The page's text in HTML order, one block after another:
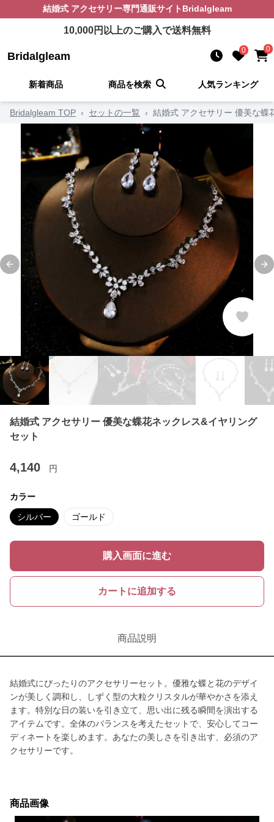
結婚式 アクセサリー専門通販サイト Bridalgleam
10,000円以上のご購入で送料無料
Bridalgleam 0 0
新着商品 商品を検索 人気ランキング
Bridalgleam TOP › セットの一覧 › 結婚式 アクセサリー 優美な蝶
Previous slide
結婚式 アクセサリー 優美な蝶花ネックレス&イヤリング
セット
4,140 円
カラー
シルバー ゴールド
購入画面に進む
カートに追加する
商品説明
結婚式にぴったりのアクセサリーセット。優雅な蝶と花のデザイ
ンが美しく調和し、しずく型の大粒クリスタルが華やかさを添え
ます。特別な日の装いを引き立て、思い出に残る瞬間を演出する
アイテムです。全体のバランスを考えたセットで、安心してコー
ディネートを楽しめます。あなたの美しさを引き出す、必須のア
クセサリーです。
商品画像